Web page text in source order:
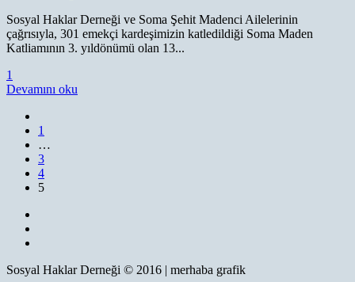
Sosyal Haklar Derneği ve Soma Şehit Madenci Ailelerinin
çağrısıyla, 301 emekçi kardeşimizin katledildiği Soma Maden
Katliamının 3. yıldönümü olan 13...
1
Devamını oku
1
…
3
4
5
Sosyal Haklar Derneği © 2016 | merhaba grafik